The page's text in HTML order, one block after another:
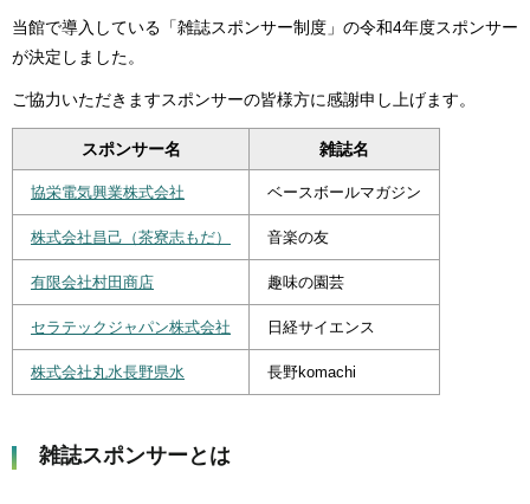
当館で導入している「雑誌スポンサー制度」の令和4年度スポンサー
が決定しました。
ご協力いただきますスポンサーの皆様方に感謝申し上げます。
スポンサー名 雑誌名
協栄電気興業株式会社 ベースボールマガジン
株式会社昌己（茶寮志もだ） 音楽の友
有限会社村田商店 趣味の園芸
セラテックジャパン株式会社 日経サイエンス
株式会社丸水長野県水 長野komachi
雑誌スポンサーとは